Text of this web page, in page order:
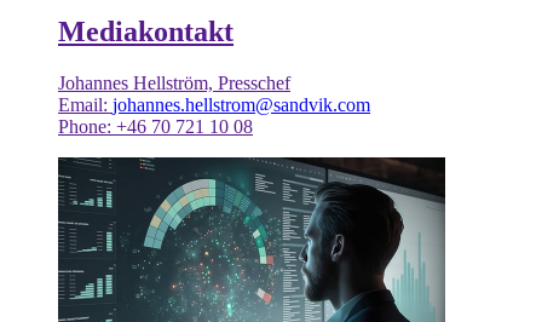
Mediakontakt
Johannes Hellström, Presschef
Email: johannes.hellstrom@sandvik.com
Phone: +46 70 721 10 08